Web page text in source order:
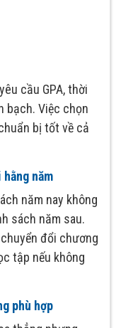
cầu GPA, thời
bạch. Việc chọn
bị tốt về cả
năm
năm nay không
sách năm sau.
đổi chương
tập nếu không
phù hợp